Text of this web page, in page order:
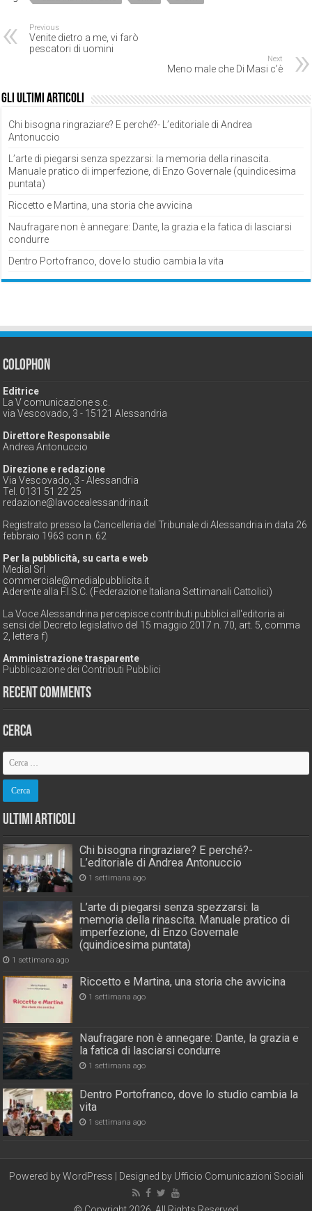
Previous
Venite dietro a me, vi farò
pescatori di uomini
Next
Meno male che Di Masi c’è
Gli ultimi articoli
Chi bisogna ringraziare? E perché?- L’editoriale di Andrea
Antonuccio
L’arte di piegarsi senza spezzarsi: la memoria della rinascita.
Manuale pratico di imperfezione, di Enzo Governale (quindicesima
puntata)
Riccetto e Martina, una storia che avvicina
Naufragare non è annegare: Dante, la grazia e la fatica di lasciarsi
condurre
Dentro Portofranco, dove lo studio cambia la vita
Colophon
Editrice
La V comunicazione s.c.
via Vescovado, 3 - 15121 Alessandria
Direttore Responsabile
Andrea Antonuccio
Direzione e redazione
Via Vescovado, 3 - Alessandria
Tel. 0131 51 22 25
redazione@lavocealessandrina.it
Registrato presso la Cancelleria del Tribunale di Alessandria in data 26
febbraio 1963 con n. 62
Per la pubblicità, su carta e web
Medial Srl
commerciale@medialpubblicita.it
Aderente alla F.I.S.C. (Federazione Italiana Settimanali Cattolici)
La Voce Alessandrina percepisce contributi pubblici all'editoria ai
sensi del Decreto legislativo del 15 maggio 2017 n. 70, art. 5, comma
2, lettera f)
Amministrazione trasparente
Pubblicazione dei Contributi Pubblici
Recent Comments
Cerca
Ultimi Articoli
Chi bisogna ringraziare? E perché?-
L’editoriale di Andrea Antonuccio
1 settimana ago
L’arte di piegarsi senza spezzarsi: la
memoria della rinascita. Manuale pratico di
imperfezione, di Enzo Governale
(quindicesima puntata)
1 settimana ago
Riccetto e Martina, una storia che avvicina
1 settimana ago
Naufragare non è annegare: Dante, la grazia e
la fatica di lasciarsi condurre
1 settimana ago
Dentro Portofranco, dove lo studio cambia la
vita
1 settimana ago
Powered byWordPress | Designed by Ufficio Comunicazioni Sociali